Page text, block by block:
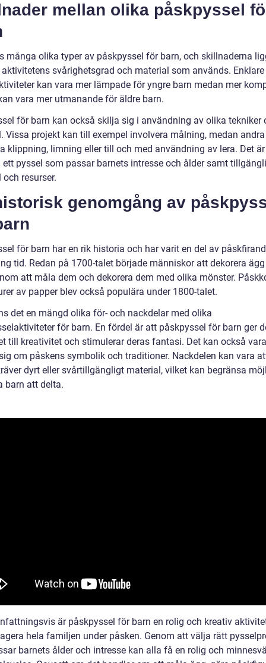
mellan olika påskpyssel
många olika typer av påskpyssel för barn, och skillnaderna
svårighetsgrad och material som används. Enklare
kan vara mer lämpade för yngre barn medan mer
vara mer utmanande för äldre barn.
för barn kan också skilja sig i användning av olika tekniker
Vissa projekt kan till exempel involvera målning, medan
klippning, limning eller till och med användning av lera. Det
pyssel som passar barnets intresse och ålder samt
resurser.
genomgång av
för barn har en rik historia och har varit en del av
tid. Redan på 1700-talet började människor att dekorera
att måla dem och dekorera dem med olika mönster.
av papper blev också populära under 1800-talet.
det en mängd olika för- och nackdelar med olika
för barn. En fördel är att påskpyssel för barn ger
till kreativitet och stimulerar deras fantasi. Det kan också
om påskens symbolik och traditioner. Nackdelen kan vara
dyrt eller svårtillgängligt material, vilket kan begränsa
barn att delta.
är påskpyssel för barn en rolig och kreativ
hela familjen under påsken. Genom att välja rätt
barnets ålder och intresse kan alla få en rolig och